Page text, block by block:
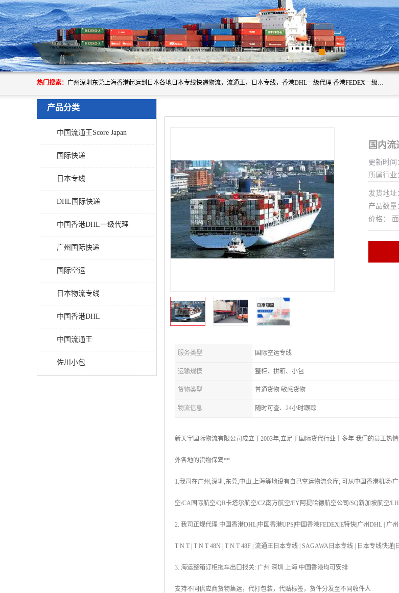
热门搜索： 广州深圳东莞上海香港起运到日本各地日本专线快递物流，流通王，日本专线，香港DHL一级代理 香港FEDEX一级代理服务全球主要地区。我司各员工在国际物流行业经验超8年，热枕为各广大进口商与进口商提供优质服务.
产品分类
中国流通王Score Japan
国际快递
日本专线
DHL国际快递
中国香港DHL一级代理
广州国际快递
国际空运
日本物流专线
中国香港DHL
中国流通王
佐川小包
国内
更新时
所属行业
发货地址
产品数量
价格：
服务类型 国际空运专线
运输规模 整柜、拼箱、小包
货物类型 普通货物 敏感货物
物流信息 随时可查、24小时跟踪
新天宇国际物流有限公司成立于2003年,立足于国际货代行业十多年 我们的员工热
外各地的货物保驾**
1.我司在广州,深圳,东莞,中山,上海等地设有自己空运物流仓库; 可从中国香港机场
空/CA国际航空/QR卡塔尔航空/CZ南方航空/EY阿提哈德航空公司/SQ新加坡航空/
2. 我司正规代理 中国香港DHL|中国香港UPS|中国香港FEDEX|E特快|广州DHL | 广
T N T | T N T 48N | T N T 48F | 流通王日本专线 | SAGAWA日本专线 | 日本专线快
3. 海运整箱订柜拖车出口报关: 广州 深圳 上海 中国香港均可安排
支持不同供应商货物集运，代打包装，代贴标签，货件分发至不同收件人